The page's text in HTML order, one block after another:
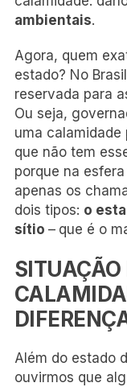
ambientais.
Agora, quem
estado? No
reservada para
Ou seja,
uma calamidade
que não tem
porque na
apenas os
dois tipos: o
sítio – que é o
SITUAÇÃO
Além do estado
ouvirmos que